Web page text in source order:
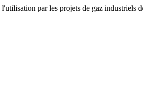
par les projets de gaz industriels